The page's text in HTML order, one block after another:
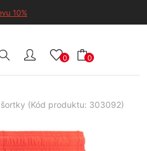
10%
0 0
šortky (Kód produktu: 303092)